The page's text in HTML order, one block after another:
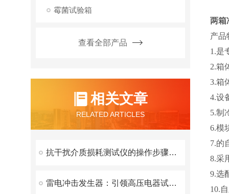
霉菌试验箱
查看全部产品
相关文章
RELATED ARTICLES
抗干扰介质损耗测试仪的操作步骤与注意事项
雷电冲击发生器：引领高压电器试验新篇章
两箱
产品
1.是
2.箱
3.箱
4.设
5.制
6.模
7.的
8.采
9.选
10.